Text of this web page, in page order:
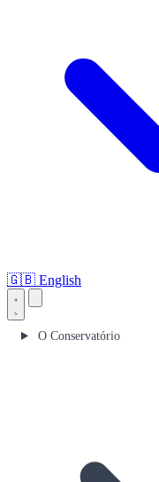
🇬🇧 English
O Conservatório